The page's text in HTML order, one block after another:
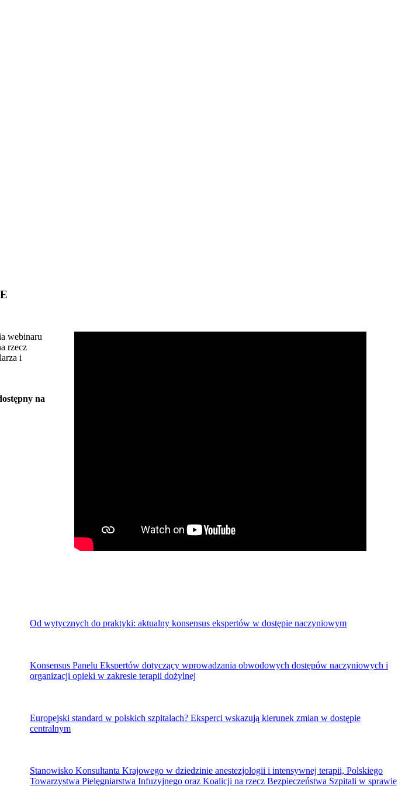
webinaru
rzecz
i
na
Od wytycznych do praktyki: aktualny konsensus ekspertów w dostępie naczyniowym
Konsensus Panelu Ekspertów dotyczący wprowadzania obwodowych dostępów naczyniowych i
organizacji opieki w zakresie terapii dożylnej
Europejski standard w polskich szpitalach? Eksperci wskazują kierunek zmian w dostępie
centralnym
Stanowisko Konsultanta Krajowego w dziedzinie anestezjologii i intensywnej terapii, Polskiego
Towarzystwa Pielęgniarstwa Infuzyjnego oraz Koalicji na rzecz Bezpieczeństwa Szpitali w sprawie